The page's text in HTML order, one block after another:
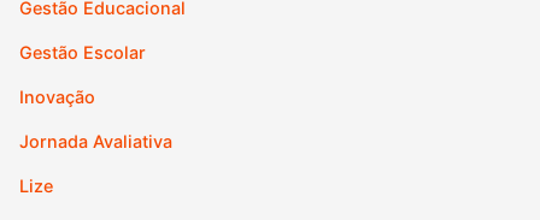
Gestão Educacional
Gestão Escolar
Inovação
Jornada Avaliativa
Lize